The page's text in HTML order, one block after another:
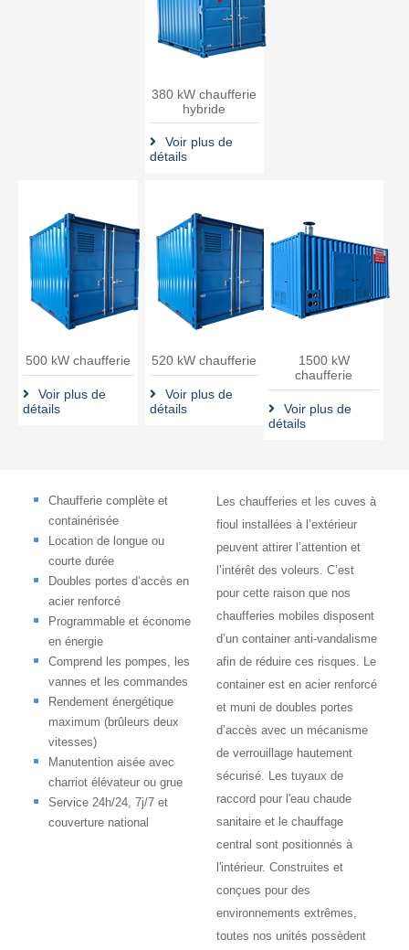
380 kW chaufferie
hybride
Voir plus de
détails
500 kW chaufferie
Voir plus de
détails
520 kW chaufferie
Voir plus de
détails
1500 kW
chaufferie
Voir plus de
détails
Chaufferie complète et
containérisée
Location de longue ou
courte durée
Doubles portes d’accès en
acier renforcé
Programmable et économe
en énergie
Comprend les pompes, les
vannes et les commandes
Rendement énergétique
maximum (brûleurs deux
vitesses)
Manutention aisée avec
charriot élévateur ou grue
Service 24h/24, 7j/7 et
couverture national
Les chaufferies et les cuves à
fioul installées à l’extérieur
peuvent attirer l’attention et
l’intérêt des voleurs. C’est
pour cette raison que nos
chaufferies mobiles disposent
d’un container anti-vandalisme
afin de réduire ces risques. Le
container est en acier renforcé
et muni de doubles portes
d’accès avec un mécanisme
de verrouillage hautement
sécurisé. Les tuyaux de
raccord pour l'eau chaude
sanitaire et le chauffage
central sont positionnés à
l'intérieur. Construites et
conçues pour des
environnements extrêmes,
toutes nos unités possèdent